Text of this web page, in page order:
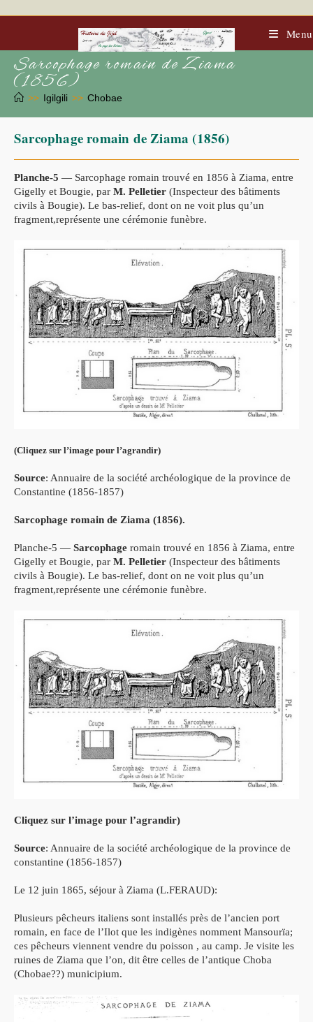
to
Menu
Sarcophage romain de Ziama
(1856)
>> Igilgili >> Chobae
Sarcophage romain de Ziama (1856)
Planche-5 — Sarcophage romain trouvé en 1856 à Ziama, entre
Gigelly et Bougie, par M. Pelletier (Inspecteur des bâtiments
civils à Bougie). Le bas-relief, dont on ne voit plus qu’un
fragment,représente une cérémonie funèbre.
(Cliquez sur l’image pour l’agrandir)
Source: Annuaire de la société archéologique de la province de
Constantine (1856-1857)
Sarcophage romain de Ziama (1856).
Planche-5 — Sarcophage romain trouvé en 1856 à Ziama, entre
Gigelly et Bougie, par M. Pelletier (Inspecteur des bâtiments
civils à Bougie). Le bas-relief, dont on ne voit plus qu’un
fragment,représente une cérémonie funèbre.
Cliquez sur l’image pour l’agrandir)
Source: Annuaire de la société archéologique de la province de
constantine (1856-1857)
Le 12 juin 1865, séjour à Ziama (L.FERAUD):
Plusieurs pêcheurs italiens sont installés près de l’ancien port
romain, en face de l’Ilot que les indigènes nomment Mansourïa;
ces pêcheurs viennent vendre du poisson , au camp. Je visite les
ruines de Ziama que l’on, dit être celles de l’antique Choba
(Chobae??) municipium.